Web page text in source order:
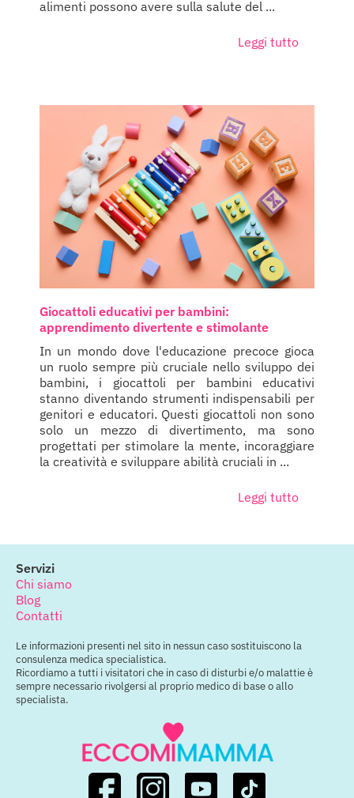
alimenti possono avere sulla salute del ...
Leggi tutto
Giocattoli educativi per bambini:
apprendimento divertente e stimolante
In un mondo dove l'educazione precoce gioca
un ruolo sempre più cruciale nello sviluppo dei
bambini, i giocattoli per bambini educativi
stanno diventando strumenti indispensabili per
genitori e educatori. Questi giocattoli non sono
solo un mezzo di divertimento, ma sono
progettati per stimolare la mente, incoraggiare
la creatività e sviluppare abilità cruciali in ...
Leggi tutto
Servizi
Chi siamo
Blog
Contatti
Le informazioni presenti nel sito in nessun caso sostituiscono la
consulenza medica specialistica.
Ricordiamo a tutti i visitatori che in caso di disturbi e/o malattie è
sempre necessario rivolgersi al proprio medico di base o allo
specialista.